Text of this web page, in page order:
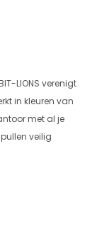
LIONS verenigt
in kleuren van
met al je
veilig